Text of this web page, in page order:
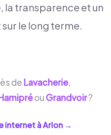
la transparence et un
le long terme.
de Lavacherie,
ou Grandvoir?
internet àArlon →